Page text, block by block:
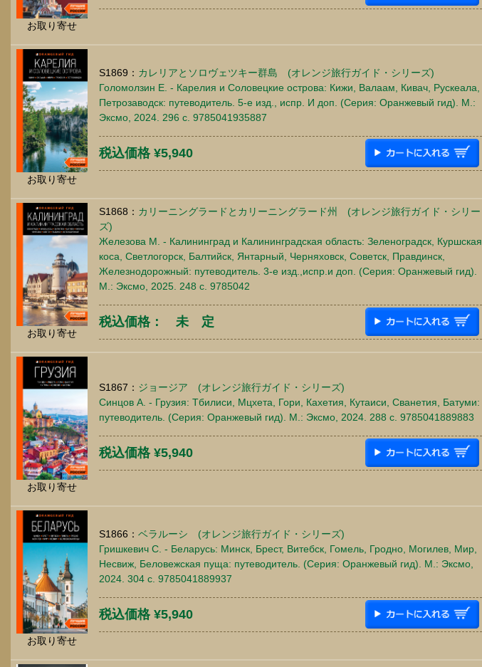
お取り寄せ
お取り寄せ
S1869： カレリアとソロヴェツキー群島 (オレンジ旅行ガイド・シリーズ)
Голомолзин Е. - Карелия и Соловецкие острова: Кижи, Валаам, Кивач, Рускеала,
Петрозаводск: путеводитель. 5-е изд., испр. И доп. (Серия: Оранжевый гид). М.:
Эксмо, 2024. 296 c. 9785041935887
税込価格 ¥5,940
お取り寄せ
S1868： カリーニングラードとカリーニングラード州 (オレンジ旅行ガイド・シリー
ズ)
Железова М. - Калининград и Калининградская область: Зеленоградск, Куршская
коса, Светлогорск, Балтийск, Янтарный, Черняховск, Советск, Правдинск,
Железнодорожный: путеводитель. 3-е изд.,испр.и доп. (Серия: Оранжевый гид).
М.: Эксмо, 2025. 248 c. 9785042
税込価格： 未 定
お取り寄せ
S1867： ジョージア (オレンジ旅行ガイド・シリーズ)
Синцов А. - Грузия: Тбилиси, Мцхета, Гори, Кахетия, Кутаиси, Сванетия, Батуми:
путеводитель. (Серия: Оранжевый гид). М.: Эксмо, 2024. 288 c. 9785041889883
税込価格 ¥5,940
お取り寄せ
S1866： ベラルーシ (オレンジ旅行ガイド・シリーズ)
Гришкевич С. - Беларусь: Минск, Брест, Витебск, Гомель, Гродно, Могилев, Мир,
Несвиж, Беловежская пуща: путеводитель. (Серия: Оранжевый гид). М.: Эксмо,
2024. 304 c. 9785041889937
税込価格 ¥5,940